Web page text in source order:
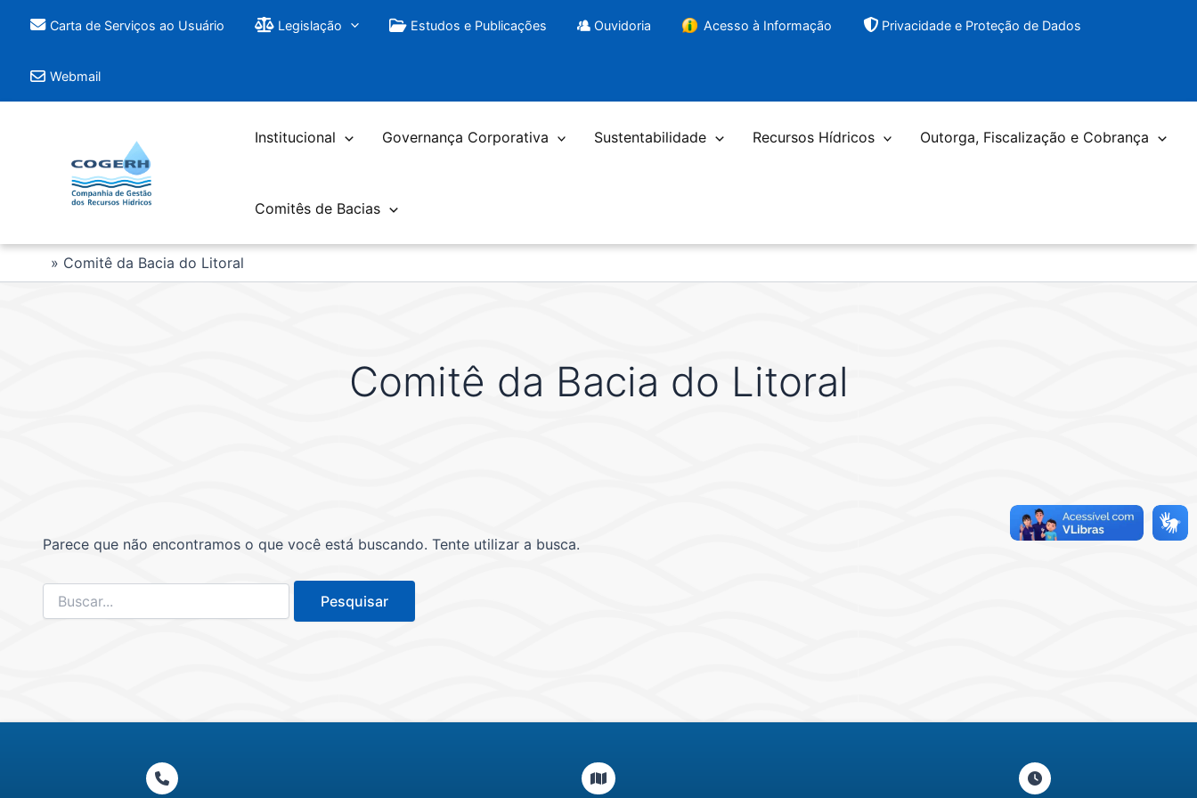
conteúdo
Carta de Serviços ao Usuário Legislação Estudos e Publicações Ouvidoria Acesso à Informação Privacidade e Proteção de Dados
Webmail
Institucional Governança Corporativa Sustentabilidade Recursos Hídricos Outorga, Fiscalização e Cobrança
Comitês de Bacias
Comitê da Bacia do Litoral
Comitê da Bacia do Litoral
Parece que não encontramos o que você está buscando. Tente utilizar a busca.
Pesquisar
por: